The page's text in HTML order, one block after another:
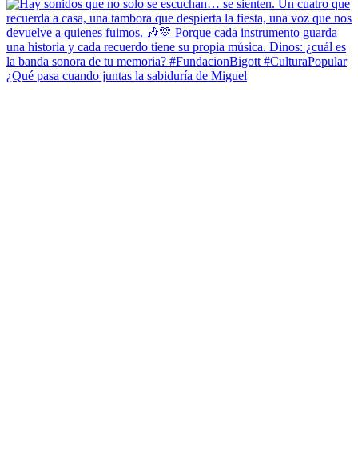
¿Qué pasa cuando juntas la sabiduría de Miguel